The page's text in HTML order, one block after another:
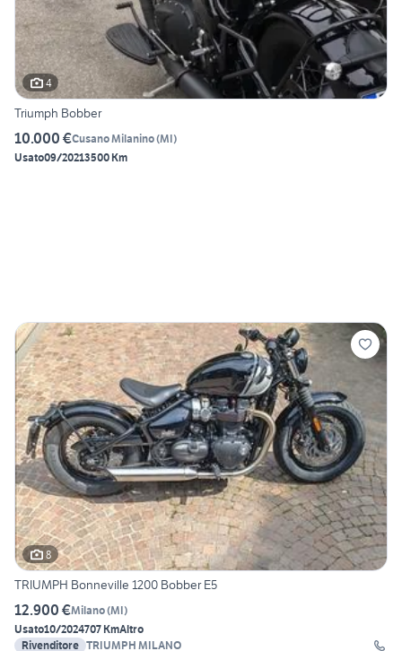
4
Triumph Bobber
10.000 €Cusano Milanino(MI)
Usato09/20213500 Km
8
TRIUMPH Bonneville 1200 Bobber E5
12.900 €Milano(MI)
Usato10/2024707 KmAltro
Rivenditore TRIUMPH MILANO